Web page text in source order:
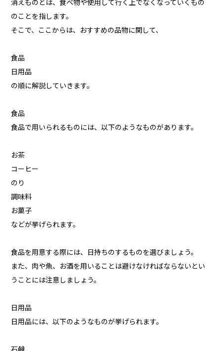
消えものとは、食べ物や使用して行く上でなくなっていくもの
のことを指します。
そこで、ここからは、おすすめの品物に関して、
食品
日用品
の順に解説していきます。
食品
食品で用いられるものには、以下のようなものがあります。
お茶
コーヒー
のり
調味料
お菓子
などが挙げられます。
食品を用意する際には、日持ちのするものを選びましょう。
また、肉や魚、お酒を用いることは避けなければならないとい
うことには注意しましょう。
日用品
日用品には、以下のようなものが挙げられます。